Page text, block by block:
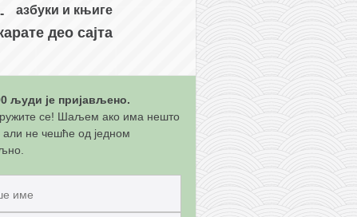
азбуки и књиге
део сајта
људи је пријављено.
се! Шаљем ако има нешто
али не чешће од једном